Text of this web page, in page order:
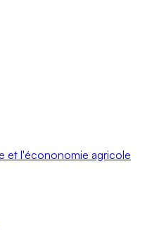
et l'écononomie agricole